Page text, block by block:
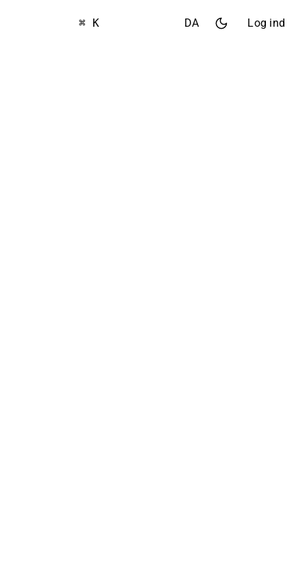
⌘ K DA Log ind